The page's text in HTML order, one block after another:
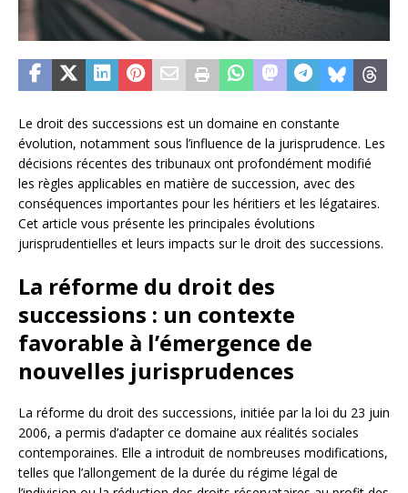
Le droit des successions est un domaine en constante
évolution, notamment sous l’influence de la jurisprudence. Les
décisions récentes des tribunaux ont profondément modifié
les règles applicables en matière de succession, avec des
conséquences importantes pour les héritiers et les légataires.
Cet article vous présente les principales évolutions
jurisprudentielles et leurs impacts sur le droit des successions.
La réforme du droit des
successions : un contexte
favorable à l’émergence de
nouvelles jurisprudences
La réforme du droit des successions, initiée par la loi du 23 juin
2006, a permis d’adapter ce domaine aux réalités sociales
contemporaines. Elle a introduit de nombreuses modifications,
telles que l’allongement de la durée du régime légal de